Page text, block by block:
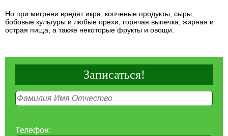
Но при мигрени вредят икра, копченые продукты, сыры,
бобовые культуры и любые орехи, горячая выпечка, жирная и
острая пища, а также некоторые фрукты и овощи.
Записаться!
Телефон: